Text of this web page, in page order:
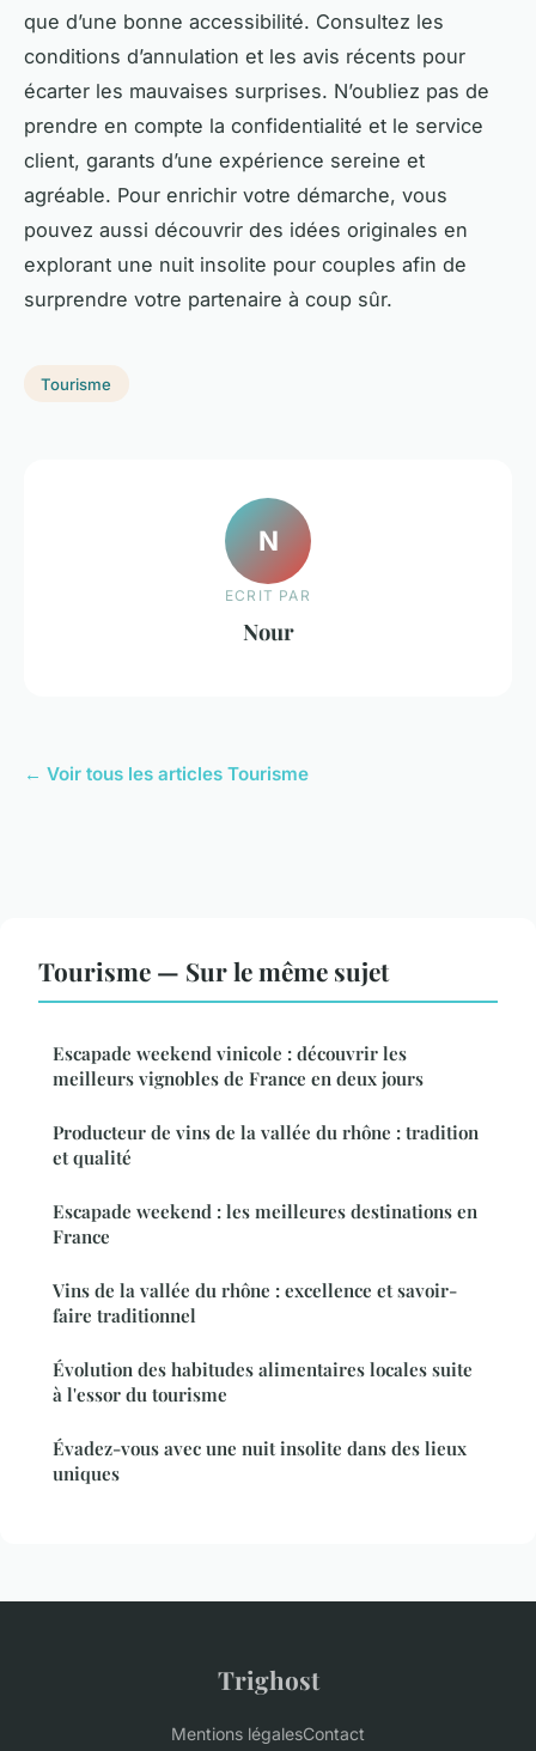
que d’une bonne accessibilité. Consultez les
conditions d’annulation et les avis récents pour
écarter les mauvaises surprises. N’oubliez pas de
prendre en compte la confidentialité et le service
client, garants d’une expérience sereine et
agréable. Pour enrichir votre démarche, vous
pouvez aussi découvrir des idées originales en
explorant une nuit insolite pour couples afin de
surprendre votre partenaire à coup sûr.
Tourisme
N
ECRIT PAR
Nour
← Voir tous les articles Tourisme
Tourisme — Sur le même sujet
Escapade weekend vinicole : découvrir les
meilleurs vignobles de France en deux jours
Producteur de vins de la vallée du rhône : tradition
et qualité
Escapade weekend : les meilleures destinations en
France
Vins de la vallée du rhône : excellence et savoir-
faire traditionnel
Évolution des habitudes alimentaires locales suite
à l'essor du tourisme
Évadez-vous avec une nuit insolite dans des lieux
uniques
Trighost
Mentions légalesContact